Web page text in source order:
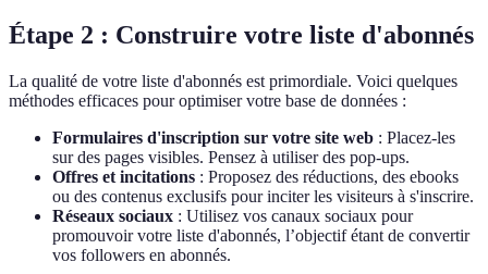
Étape 2 : Construire votre liste d'abonnés
La qualité de votre liste d'abonnés est primordiale. Voici quelques
méthodes efficaces pour optimiser votre base de données :
Formulaires d'inscription sur votre site web : Placez-les
sur des pages visibles. Pensez à utiliser des pop-ups.
Offres et incitations : Proposez des réductions, des ebooks
ou des contenus exclusifs pour inciter les visiteurs à s'inscrire.
Réseaux sociaux : Utilisez vos canaux sociaux pour
promouvoir votre liste d'abonnés, l’objectif étant de convertir
vos followers en abonnés.